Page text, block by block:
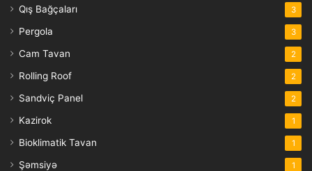
Qış Bağçaları 3
Pergola 3
Cam Tavan 2
Rolling Roof 2
Sandviç Panel 2
Kazirok 1
Bioklimatik Tavan 1
Şəmsiyə 1